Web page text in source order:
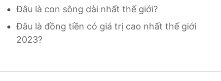
Đâu là con sông dài nhất thế giới?
Đâu là đồng tiền có giá trị cao nhất thế giới
2023?